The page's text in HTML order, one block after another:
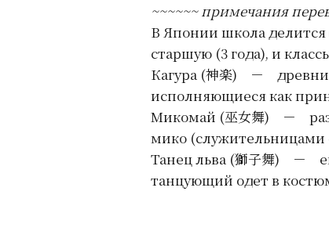
~~~~~~ примечания
В Японии школа делится
старшую (3 года), и
Кагура (神楽) －
исполняющиеся как
Микомай (巫女舞) －
мико (служительницами
Танец льва (獅子舞) －
танцующий одет в